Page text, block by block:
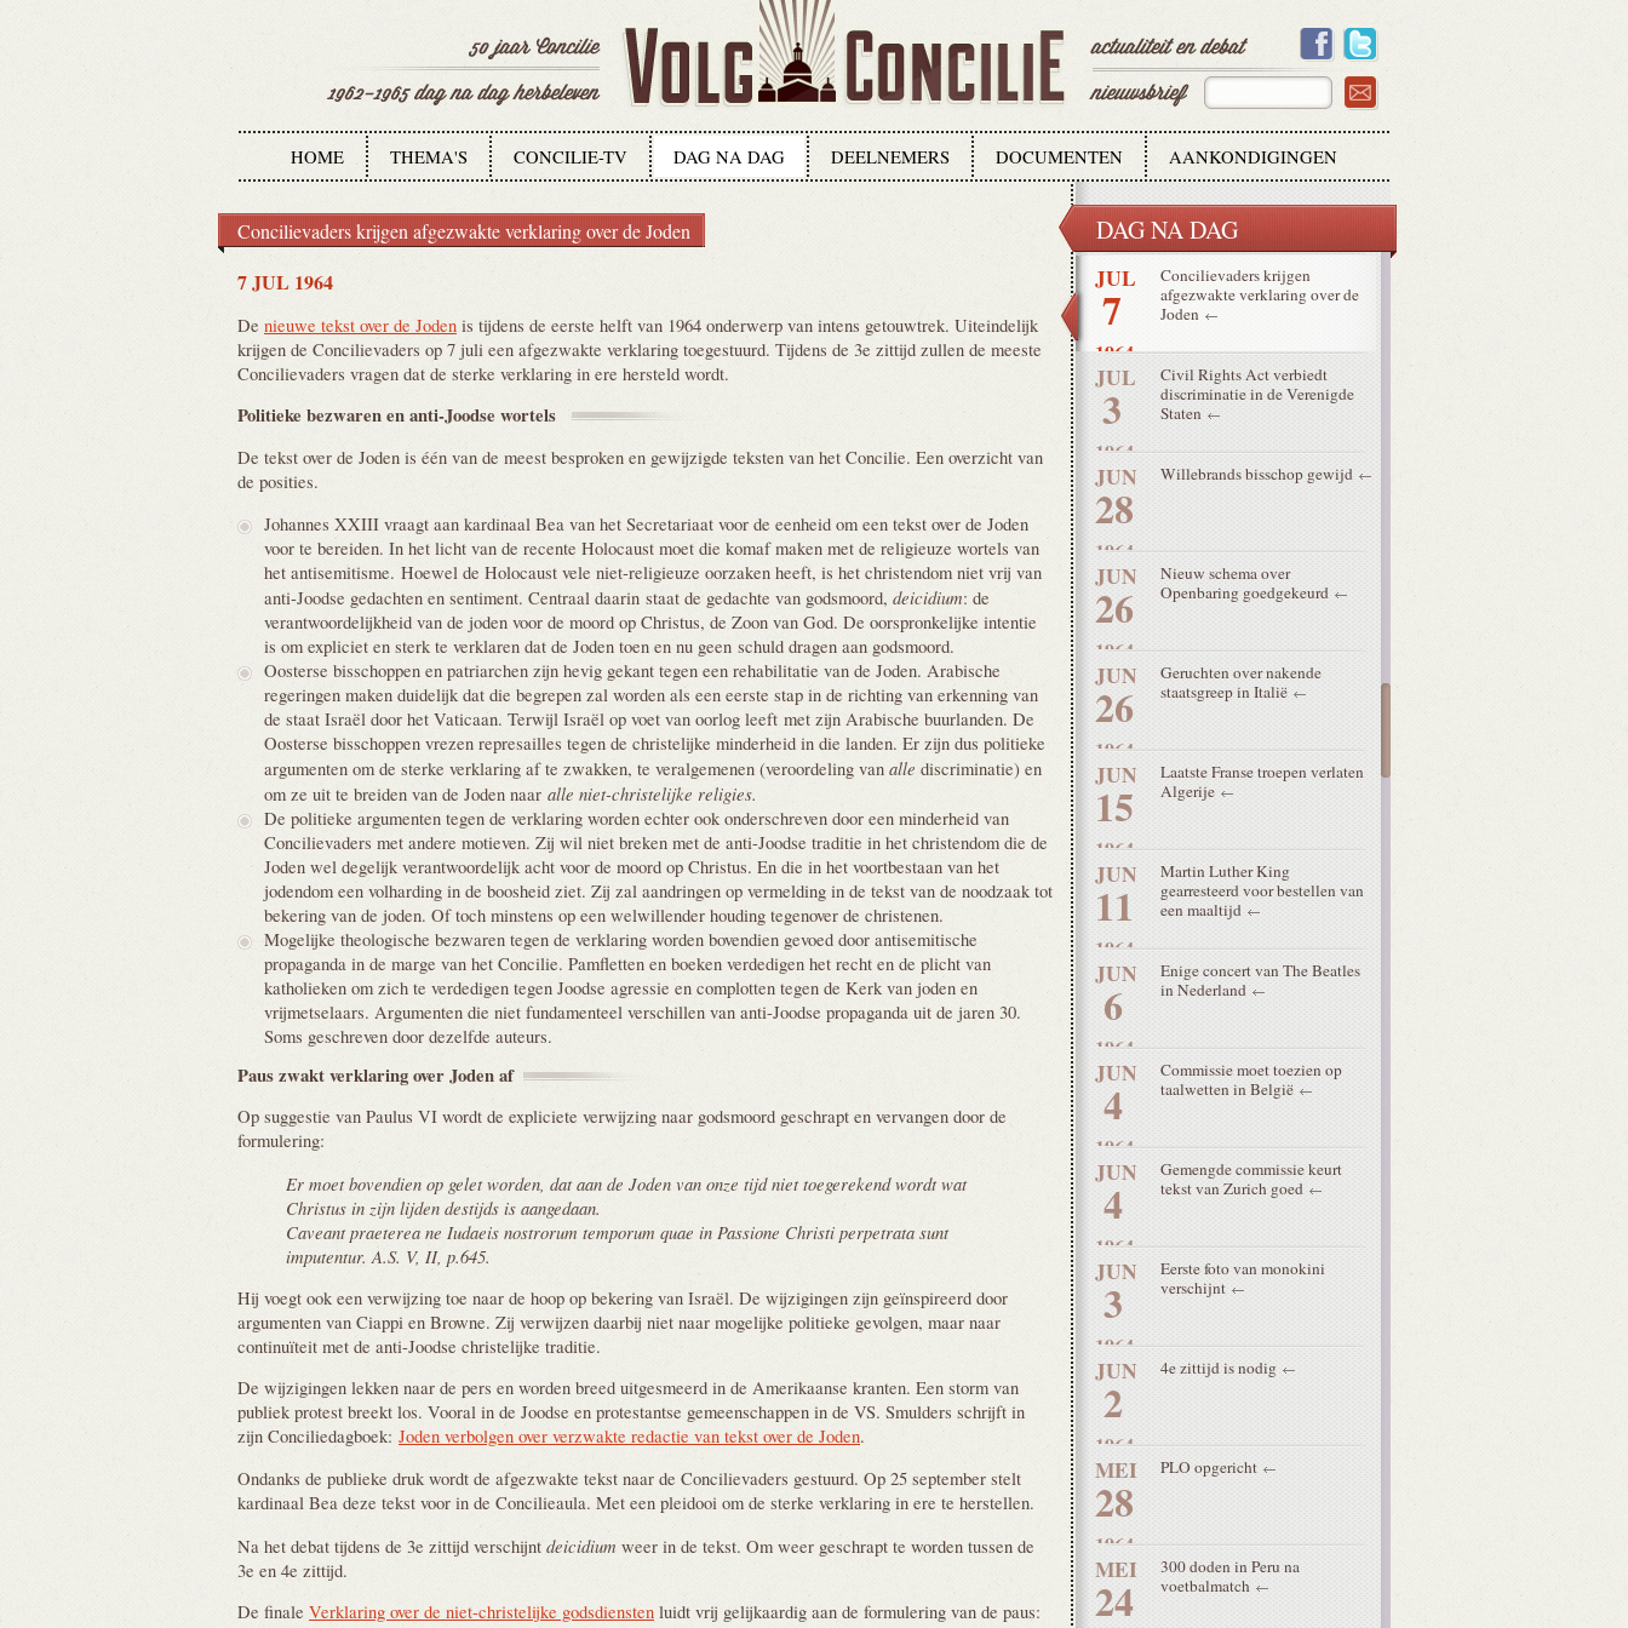
HOME THEMA'S CONCILIE-TV DAG NA DAG DEELNEMERS DOCUMENTEN AANKONDIGINGEN
Concilievaders krijgen afgezwakte verklaring over de Joden
7 JUL 1964
De nieuwe tekst over de Joden is tijdens de eerste helft van 1964 onderwerp van intens getouwtrek. Uiteindelijk
krijgen de Concilievaders op 7 juli een afgezwakte verklaring toegestuurd. Tijdens de 3e zittijd zullen de meeste
Concilievaders vragen dat de sterke verklaring in ere hersteld wordt.
Politieke bezwaren en anti-Joodse wortels
De tekst over de Joden is één van de meest besproken en gewijzigde teksten van het Concilie. Een overzicht van
de posities.
Johannes XXIII vraagt aan kardinaal Bea van het Secretariaat voor de eenheid om een tekst over de Joden
voor te bereiden. In het licht van de recente Holocaust moet die komaf maken met de religieuze wortels van
het antisemitisme. Hoewel de Holocaust vele niet-religieuze oorzaken heeft, is het christendom niet vrij van
anti-Joodse gedachten en sentiment. Centraal daarin staat de gedachte van godsmoord, deicidium: de
verantwoordelijkheid van de joden voor de moord op Christus, de Zoon van God. De oorspronkelijke intentie
is om expliciet en sterk te verklaren dat de Joden toen en nu geen schuld dragen aan godsmoord.
Oosterse bisschoppen en patriarchen zijn hevig gekant tegen een rehabilitatie van de Joden. Arabische
regeringen maken duidelijk dat die begrepen zal worden als een eerste stap in de richting van erkenning van
de staat Israël door het Vaticaan. Terwijl Israël op voet van oorlog leeft met zijn Arabische buurlanden. De
Oosterse bisschoppen vrezen represailles tegen de christelijke minderheid in die landen. Er zijn dus politieke
argumenten om de sterke verklaring af te zwakken, te veralgemenen (veroordeling van alle discriminatie) en
om ze uit te breiden van de Joden naar alle niet-christelijke religies.
De politieke argumenten tegen de verklaring worden echter ook onderschreven door een minderheid van
Concilievaders met andere motieven. Zij wil niet breken met de anti-Joodse traditie in het christendom die de
Joden wel degelijk verantwoordelijk acht voor de moord op Christus. En die in het voortbestaan van het
jodendom een volharding in de boosheid ziet. Zij zal aandringen op vermelding in de tekst van de noodzaak tot
bekering van de joden. Of toch minstens op een welwillender houding tegenover de christenen.
Mogelijke theologische bezwaren tegen de verklaring worden bovendien gevoed door antisemitische
propaganda in de marge van het Concilie. Pamfletten en boeken verdedigen het recht en de plicht van
katholieken om zich te verdedigen tegen Joodse agressie en complotten tegen de Kerk van joden en
vrijmetselaars. Argumenten die niet fundamenteel verschillen van anti-Joodse propaganda uit de jaren 30.
Soms geschreven door dezelfde auteurs.
Paus zwakt verklaring over Jodenaf
Op suggestie van Paulus VI wordt de expliciete verwijzing naar godsmoord geschrapt en vervangen door de
formulering:
Er moet bovendien op gelet worden, dat aan de Joden van onze tijd niet toegerekend wordt wat
Christus in zijn lijden destijds is aangedaan.
Caveant praeterea ne Iudaeis nostrorum temporum quae in Passione Christi perpetrata sunt
imputentur. A.S. V, II, p.645.
Hij voegt ook een verwijzing toe naar de hoop op bekering van Israël. De wijzigingen zijn geïnspireerd door
argumenten van Ciappi en Browne. Zij verwijzen daarbij niet naar mogelijke politieke gevolgen, maar naar
continuïteit met de anti-Joodse christelijke traditie.
De wijzigingen lekken naar de pers en worden breed uitgesmeerd in de Amerikaanse kranten. Een storm van
publiek protest breekt los. Vooral in de Joodse en protestantse gemeenschappen in de VS. Smulders schrijft in
zijn Conciliedagboek: Joden verbolgen over verzwakte redactie van tekst over de Joden.
Ondanks de publieke druk wordt de afgezwakte tekst naar de Concilievaders gestuurd. Op 25 september stelt
kardinaal Bea deze tekst voor in de Concilieaula. Met een pleidooi om de sterke verklaring in ere te herstellen.
Na het debat tijdens de 3e zittijd verschijnt deicidium weer in de tekst. Om weer geschrapt te worden tussen de
3e en 4e zittijd.
De finale Verklaring over de niet-christelijke godsdiensten luidt vrij gelijkaardig aan de formulering van de paus:
DAG NA DAG
1964
AUG
6
1964
Encycliek Ecclesiam Suam
krijgt wisselende respons
JUL
18
1964
Onweer richt grote schade aan
JUL
7
1964
Concilievaders krijgen
afgezwakte verklaring over de
Joden
JUL
3
1964
Civil Rights Act verbiedt
discriminatie in de Verenigde
Staten
JUN
28
1964
Willebrands bisschop gewijd
JUN
26
1964
Nieuw schema over
Openbaring goedgekeurd
JUN
26
1964
Geruchten over nakende
staatsgreep in Italië
JUN
15
1964
Laatste Franse troepen verlaten
Algerije
JUN
11
1964
Martin Luther King
gearresteerd voor bestellen van
een maaltijd
JUN
6
1964
Enige concert van The Beatles
in Nederland
JUN
4
1964
Commissie moet toezien op
taalwetten in België
JUN
4
1964
Gemengde commissie keurt
tekst van Zurich goed
JUN
3
1964
Eerste foto van monokini
verschijnt
JUN
2
1964
4e zittijd is nodig
MEI
28
1964
PLO opgericht
MEI
24
300 doden in Peru na
voetbalmatch